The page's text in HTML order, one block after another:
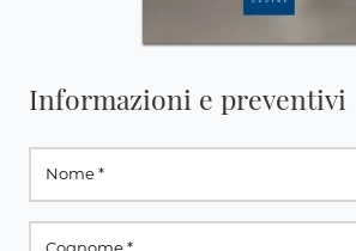
Informazioni e preventivi